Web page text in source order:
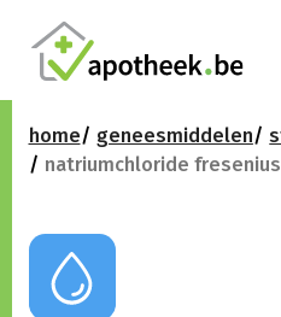
home geneesmiddelen
natriumchloride